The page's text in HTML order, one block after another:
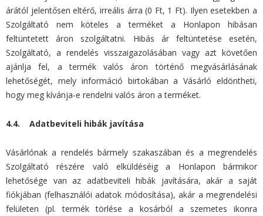
árától jelentősen eltérő, irreális árra (0 Ft, 1 Ft). Ilyen esetekben a
Szolgáltató nem köteles a terméket a Honlapon hibásan
feltüntetett áron szolgáltatni. Hibás ár feltüntetése esetén,
Szolgáltató, a rendelés visszaigazolásában vagy azt követően
ajánlja fel, a termék valós áron történő megvásárlásának
lehetőségét, mely információ birtokában a Vásárló eldöntheti,
hogy meg kívánja-e rendelni valós áron a terméket.
4.4. Adatbeviteli hibák javítása
Vásárlónak a rendelés bármely szakaszában és a megrendelés
Szolgáltató részére való elküldéséig a Honlapon bármikor
lehetősége van az adatbeviteli hibák javítására, akár a saját
fiókjában (felhasználói adatok módosítása), akár a megrendelési
felületen (pl. termék törlése a kosárból a szemetes ikonra